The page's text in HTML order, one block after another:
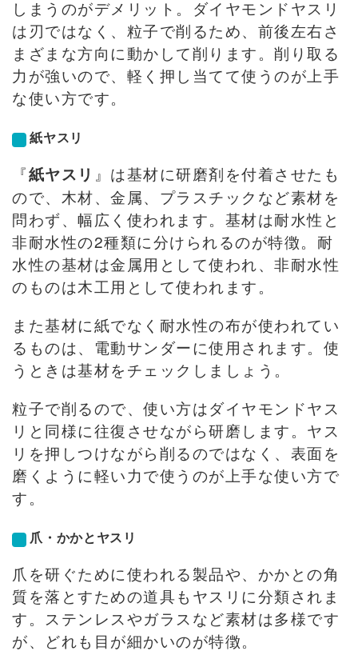
しまうのがデメリット。ダイヤモンドヤスリ
は刃ではなく、粒子で削るため、前後左右さ
まざまな方向に動かして削ります。削り取る
力が強いので、軽く押し当てて使うのが上手
な使い方です。
紙ヤスリ
『紙ヤスリ 』は基材に研磨剤を付着させたも
ので、木材、金属、プラスチックなど素材を
問わず、幅広く使われます。基材は耐水性と
非耐水性の2種類に分けられるのが特徴。耐
水性の基材は金属用として使われ、非耐水性
のものは木工用として使われます。
また基材に紙でなく耐水性の布が使われてい
るものは、電動サンダーに使用されます。使
うときは基材をチェックしましょう。
粒子で削るので、使い方はダイヤモンドヤス
リと同様に往復させながら研磨します。ヤス
リを押しつけながら削るのではなく、表面を
磨くように軽い力で使うのが上手な使い方で
す。
爪・かかとヤスリ
爪を研ぐために使われる製品や、かかとの角
質を落とすための道具もヤスリに分類されま
す。ステンレスやガラスなど素材は多様です
が、どれも目が細かいのが特徴。